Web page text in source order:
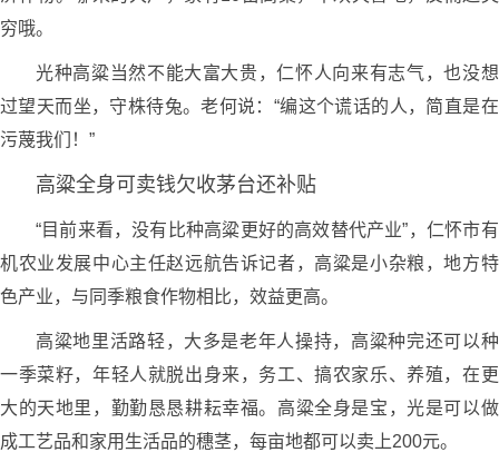
穷哦。
光种高粱当然不能大富大贵，仁怀人向来有志气，也没想
过望天而坐，守株待兔。老何说：“编这个谎话的人，简直是在
污蔑我们！”
高粱全身可卖钱欠收茅台还补贴
“目前来看，没有比种高粱更好的高效替代产业”，仁怀市有
机农业发展中心主任赵远航告诉记者，高粱是小杂粮，地方特
色产业，与同季粮食作物相比，效益更高。
高粱地里活路轻，大多是老年人操持，高粱种完还可以种
一季菜籽，年轻人就脱出身来，务工、搞农家乐、养殖，在更
大的天地里，勤勤恳恳耕耘幸福。高粱全身是宝，光是可以做
成工艺品和家用生活品的穗茎，每亩地都可以卖上200元。